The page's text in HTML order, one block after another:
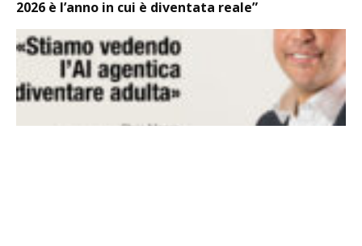
2026 è l’anno in cui è diventata reale”